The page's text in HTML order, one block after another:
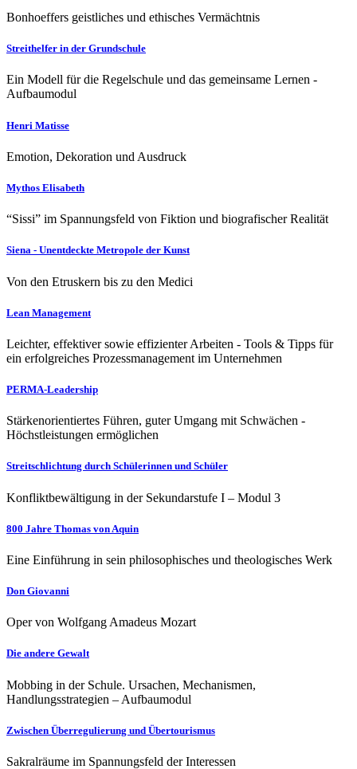
Bonhoeffers geistliches und ethisches Vermächtnis
Streithelfer in der Grundschule
Ein Modell für die Regelschule und das gemeinsame Lernen -
Aufbaumodul
Henri Matisse
Emotion, Dekoration und Ausdruck
Mythos Elisabeth
“Sissi” im Spannungsfeld von Fiktion und biografischer Realität
Siena - Unentdeckte Metropole der Kunst
Von den Etruskern bis zu den Medici
Lean Management
Leichter, effektiver sowie effizienter Arbeiten - Tools & Tipps für
ein erfolgreiches Prozessmanagement im Unternehmen
PERMA-Leadership
Stärkenorientiertes Führen, guter Umgang mit Schwächen -
Höchstleistungen ermöglichen
Streitschlichtung durch Schülerinnen und Schüler
Konfliktbewältigung in der Sekundarstufe I – Modul 3
800 Jahre Thomas von Aquin
Eine Einführung in sein philosophisches und theologisches Werk
Don Giovanni
Oper von Wolfgang Amadeus Mozart
Die andere Gewalt
Mobbing in der Schule. Ursachen, Mechanismen,
Handlungsstrategien – Aufbaumodul
Zwischen Überregulierung und Übertourismus
Sakralräume im Spannungsfeld der Interessen